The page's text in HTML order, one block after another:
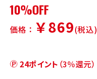
10%OFF
価格： ￥869(税込)
24ポイント （3％還元）